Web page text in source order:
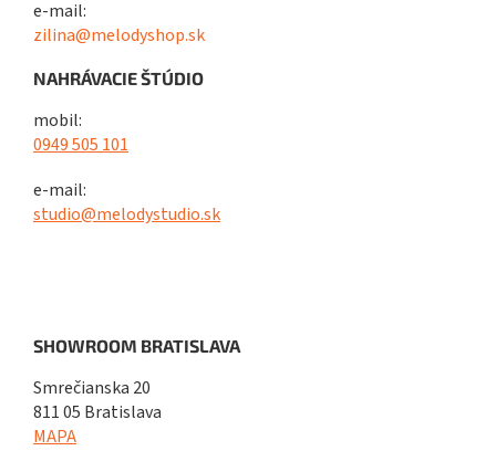
e-mail:
zilina@melodyshop.sk
NAHRÁVACIE ŠTÚDIO
mobil:
0949 505 101
e-mail:
studio@melodystudio.sk
SHOWROOM BRATISLAVA
Smrečianska 20
811 05 Bratislava
MAPA